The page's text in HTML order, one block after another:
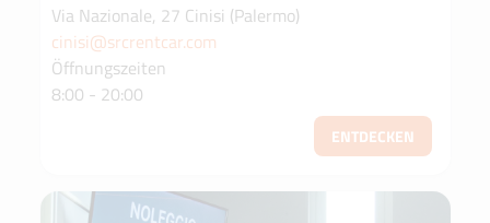
Via Nazionale, 27 Cinisi (Palermo)
cinisi@srcrentcar.com
Öffnungszeiten
8:00 - 20:00
ENTDECKEN